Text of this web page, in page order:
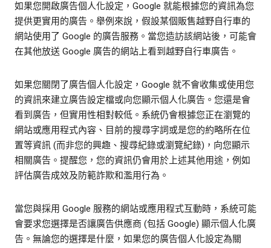
如果您開啟廣告個人化設定，Google 就能根據您的資訊為您
提供更實用的廣告。舉例來說，假設某個販售越野自行車的
網站使用了 Google 的廣告服務。當您造訪該網站後，可能會
在其他放送 Google 廣告的網站上看到越野自行車廣告。
如果您關閉了廣告個人化設定，Google 就不會收集或使用您
的資訊來建立廣告設定檔或向您顯示個人化廣告。您還是會
看到廣告，但實用性相對較低。系統仍會根據您正在瀏覽的
網站或應用程式內容、目前的搜尋字詞或是您的約略所在位
置等資訊 (而非您的興趣、搜尋紀錄或瀏覽紀錄)，向您顯示
相關廣告。提醒您，您的資訊仍會用於上述其他用途，例如
評估廣告成效及防範詐欺和濫用行為。
當您與採用 Google 服務的網站或應用程式互動時，系統可能
會要求您選擇是否讓廣告供應商 (包括 Google) 顯示個人化廣
告。無論您的選擇是什麼，如果您的廣告個人化設定為關